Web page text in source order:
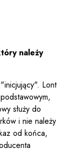
należy
Lont
służy do
i nie należy
od końca,